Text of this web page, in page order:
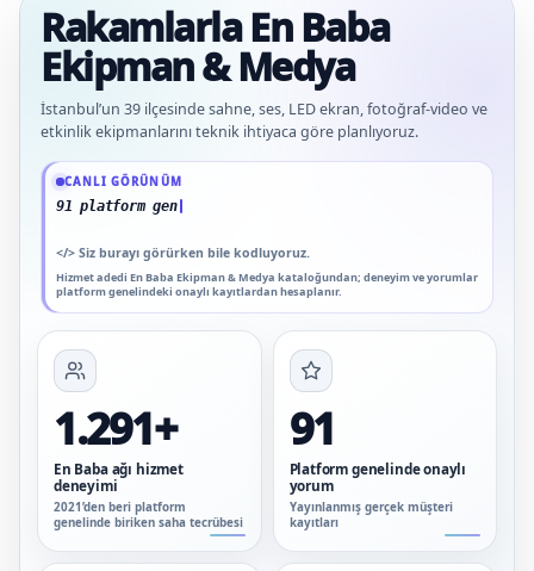
Rakamlarla En Baba
Ekipman & Medya
İstanbul’un 39 ilçesinde sahne, ses, LED ekran, fotoğraf-video ve
etkinlik ekipmanlarını teknik ihtiyaca göre planlıyoruz.
CANLI GÖRÜNÜM
91 platform genelinde onaylı yorum
</> Siz burayı görürken bile kodluyoruz.
Hizmet adedi En Baba Ekipman & Medya kataloğundan; deneyim ve yorumlar
platform genelindeki onaylı kayıtlardan hesaplanır.
Güncel veriler: 1.291+ En Baba ağı hizmet deneyimi; 91 platform genelinde
1.291+
En Baba ağı hizmet
deneyimi
2021’den beri platform
genelinde biriken saha tecrübesi
91
Platform genelinde onaylı
yorum
Yayınlanmış gerçek müşteri
kayıtları